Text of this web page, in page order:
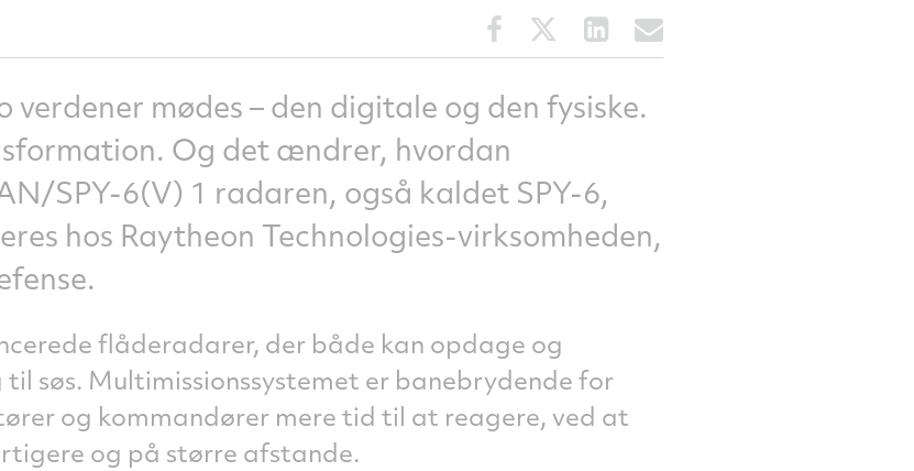
Share
this
article
Facebook
Share
this
article
on
Twitter
Share
this
article
LinkedIn
mødes – den digitale og den fysiske.
Og det ændrer, hvordan
SPY-6(V) 1 radaren, også kaldet SPY-6,
hos Raytheon Technologies-virksomheden,
flåderadarer, der både kan opdage og
søs. Multimissionssystemet er banebrydende for
og kommandører mere tid til at reagere, ved at
og på større afstande.